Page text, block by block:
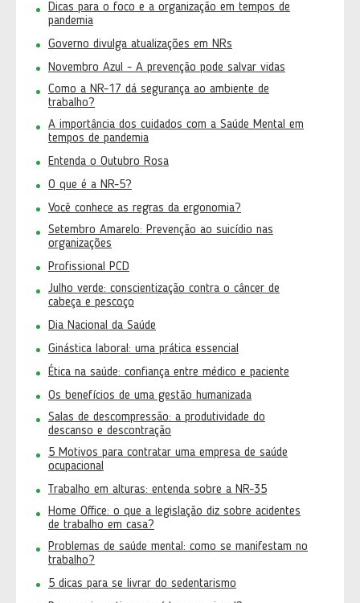
Dicas para o foco e a organização em tempos de
pandemia
Governo divulga atualizações em NRs
Novembro Azul - A prevenção pode salvar vidas
Como a NR-17 dá segurança ao ambiente de
trabalho?
A importância dos cuidados com a Saúde Mental em
tempos de pandemia
Entenda o Outubro Rosa
O que é a NR-5?
Você conhece as regras da ergonomia?
Setembro Amarelo: Prevenção ao suicídio nas
organizações
Profissional PCD
Julho verde: conscientização contra o câncer de
cabeça e pescoço
Dia Nacional da Saúde
Ginástica laboral: uma prática essencial
Ética na saúde: confiança entre médico e paciente
Os benefícios de uma gestão humanizada
Salas de descompressão: a produtividade do
descanso e descontração
5 Motivos para contratar uma empresa de saúde
ocupacional
Trabalho em alturas: entenda sobre a NR-35
Home Office: o que a legislação diz sobre acidentes
de trabalho em casa?
Problemas de saúde mental: como se manifestam no
trabalho?
5 dicas para se livrar do sedentarismo